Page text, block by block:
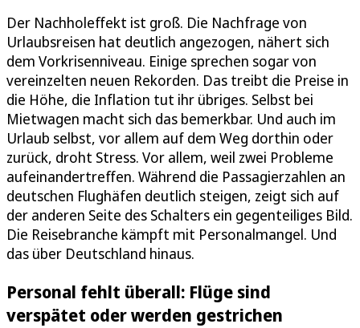
Der Nachholeffekt ist groß. Die Nachfrage von
Urlaubsreisen hat deutlich angezogen, nähert sich
dem Vorkrisenniveau. Einige sprechen sogar von
vereinzelten neuen Rekorden. Das treibt die Preise in
die Höhe, die Inflation tut ihr übriges. Selbst bei
Mietwagen macht sich das bemerkbar. Und auch im
Urlaub selbst, vor allem auf dem Weg dorthin oder
zurück, droht Stress. Vor allem, weil zwei Probleme
aufeinandertreffen. Während die Passagierzahlen an
deutschen Flughäfen deutlich steigen, zeigt sich auf
der anderen Seite des Schalters ein gegenteiliges Bild.
Die Reisebranche kämpft mit Personalmangel. Und
das über Deutschland hinaus.
Personal fehlt überall: Flüge sind
verspätet oder werden gestrichen